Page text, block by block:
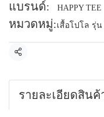
แบรนด์: HAPPY TEE
หมวดหมู่: เสื้อโปโล รุ่น
แชร์
รายละเอียดสินค้